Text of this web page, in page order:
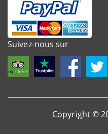
Suivez-nous sur
Copyright ©